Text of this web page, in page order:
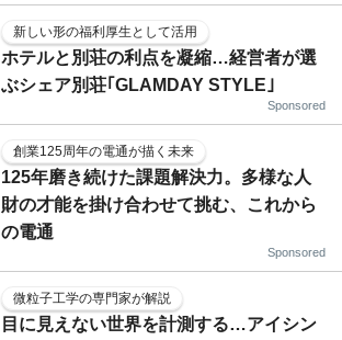
新しい形の福利厚生として活用
ホテルと別荘の利点を凝縮…経営者が選
ぶシェア別荘｢GLAMDAY STYLE｣
Sponsored
創業125周年の電通が描く未来
125年磨き続けた課題解決力。多様な人
財の才能を掛け合わせて挑む、これから
の電通
Sponsored
微粒子工学の専門家が解説
目に見えない世界を計測する…アイシン